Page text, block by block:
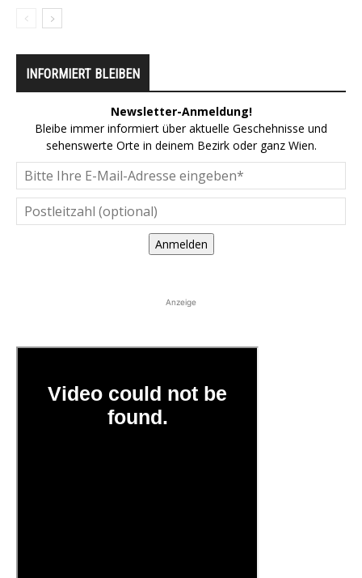
INFORMIERT BLEIBEN
Newsletter-Anmeldung!
Bleibe immer informiert über aktuelle Geschehnisse und
sehenswerte Orte in deinem Bezirk oder ganz Wien.
Anmelden
Anzeige